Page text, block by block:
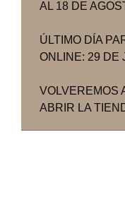
AL 18 DE
ÚLTIMO DÍA
ONLINE: 29 DE
VOLVEREMOS
ABRIR LA